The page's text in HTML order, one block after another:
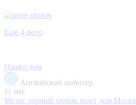
Еще 4 фото
Нашел дом
Английский пойнтер
11 мес.
Метис черный щенок ищет дом